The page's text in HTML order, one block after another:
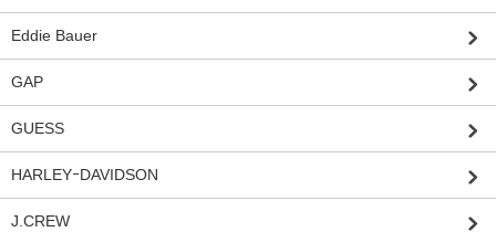
Eddie Bauer
GAP
GUESS
HARLEYｰDAVIDSON
J.CREW